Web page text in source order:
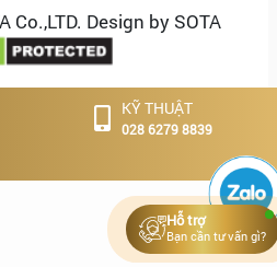
Co.,LTD. Design by SOTA
Hỗ trợ
Bạn cần tư vấn gì?
KỸ THUẬT
028 6279 8839